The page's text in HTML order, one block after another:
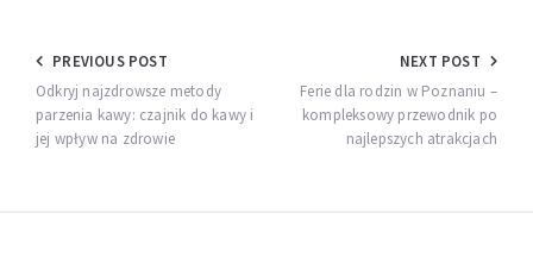
Nawigacja
wpisu
PREVIOUS POST
Odkryj najzdrowsze metody
parzenia kawy: czajnik do kawy i
jej wpływ na zdrowie
NEXT POST
Ferie dla rodzin w Poznaniu –
kompleksowy przewodnik po
najlepszych atrakcjach